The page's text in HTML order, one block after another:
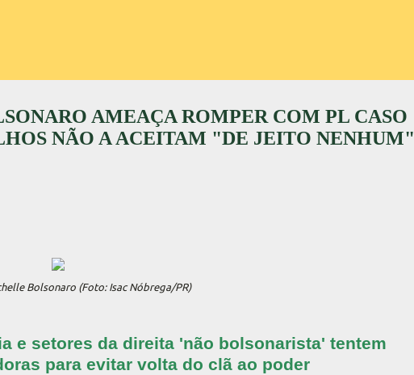
AMEAÇA ROMPER COM PL CASO
NÃO A ACEITAM "DE JEITO NENHUM"
Bolsonaro (Foto: Isac Nóbrega/PR)
e setores da direita 'não bolsonarista' tentem
para evitar volta do clã ao poder